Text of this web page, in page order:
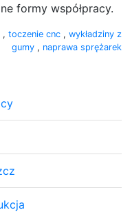
formy współpracy.
, toczenie cnc , wykładziny z
gumy , naprawa sprężarek